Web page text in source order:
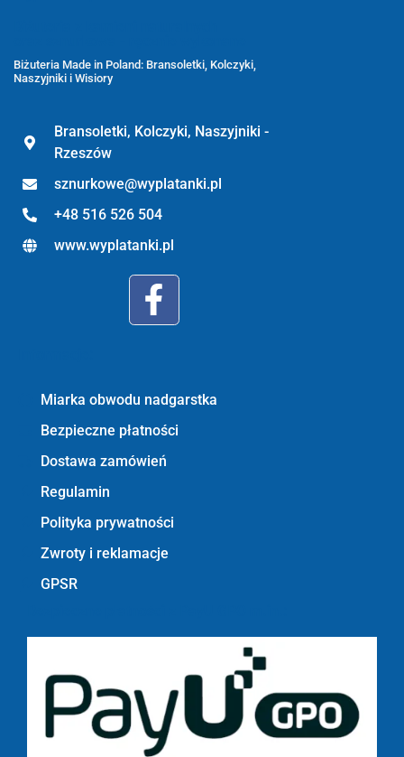
Biżuteria Made in Poland: Bransoletki, Kolczyki,
Naszyjniki i Wisiory
Bransoletki, Kolczyki, Naszyjniki -
Rzeszów
sznurkowe@wyplatanki.pl
+48 516 526 504
www.wyplatanki.pl
Miarka obwodu nadgarstka
Bezpieczne płatności
Dostawa zamówień
Regulamin
Polityka prywatności
Zwroty i reklamacje
GPSR